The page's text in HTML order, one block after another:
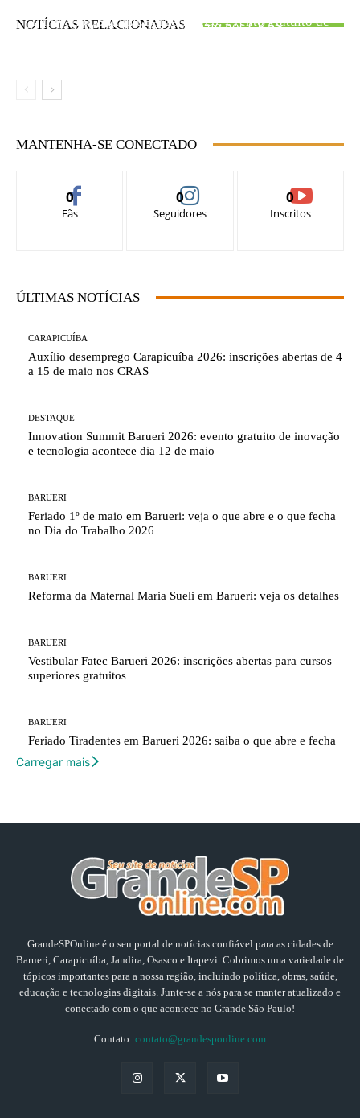
NOTÍCIAS RELACIONADAS
abertas de 4 a 15 de maio nos CRAS
Innovation Summit Barueri 2026: evento gratuito de
Feriado 1º de maio em Barueri: veja o que abre e o que
MANTENHA-SE CONECTADO
0
Fãs
0
Seguidores
0
Inscritos
ÚLTIMAS NOTÍCIAS
CARAPICUÍBA
Auxílio desemprego Carapicuíba 2026: inscrições abertas de 4
a 15 de maio nos CRAS
DESTAQUE
Innovation Summit Barueri 2026: evento gratuito de inovação
e tecnologia acontece dia 12 de maio
BARUERI
Feriado 1º de maio em Barueri: veja o que abre e o que fecha
no Dia do Trabalho 2026
BARUERI
Reforma da Maternal Maria Sueli em Barueri: veja os detalhes
BARUERI
Vestibular Fatec Barueri 2026: inscrições abertas para cursos
superiores gratuitos
BARUERI
Feriado Tiradentes em Barueri 2026: saiba o que abre e fecha
Carregar mais
GrandeSPOnline é o seu portal de notícias confiável para as cidades de
Barueri, Carapicuíba, Jandira, Osasco e Itapevi. Cobrimos uma variedade de
tópicos importantes para a nossa região, incluindo política, obras, saúde,
educação e tecnologias digitais. Junte-se a nós para se manter atualizado e
conectado com o que acontece no Grande São Paulo!
Contato: contato@grandesponline.com